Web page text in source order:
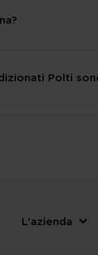
Polti
L'azienda